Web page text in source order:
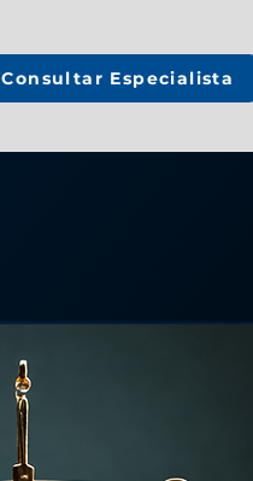
Consultar Especialista